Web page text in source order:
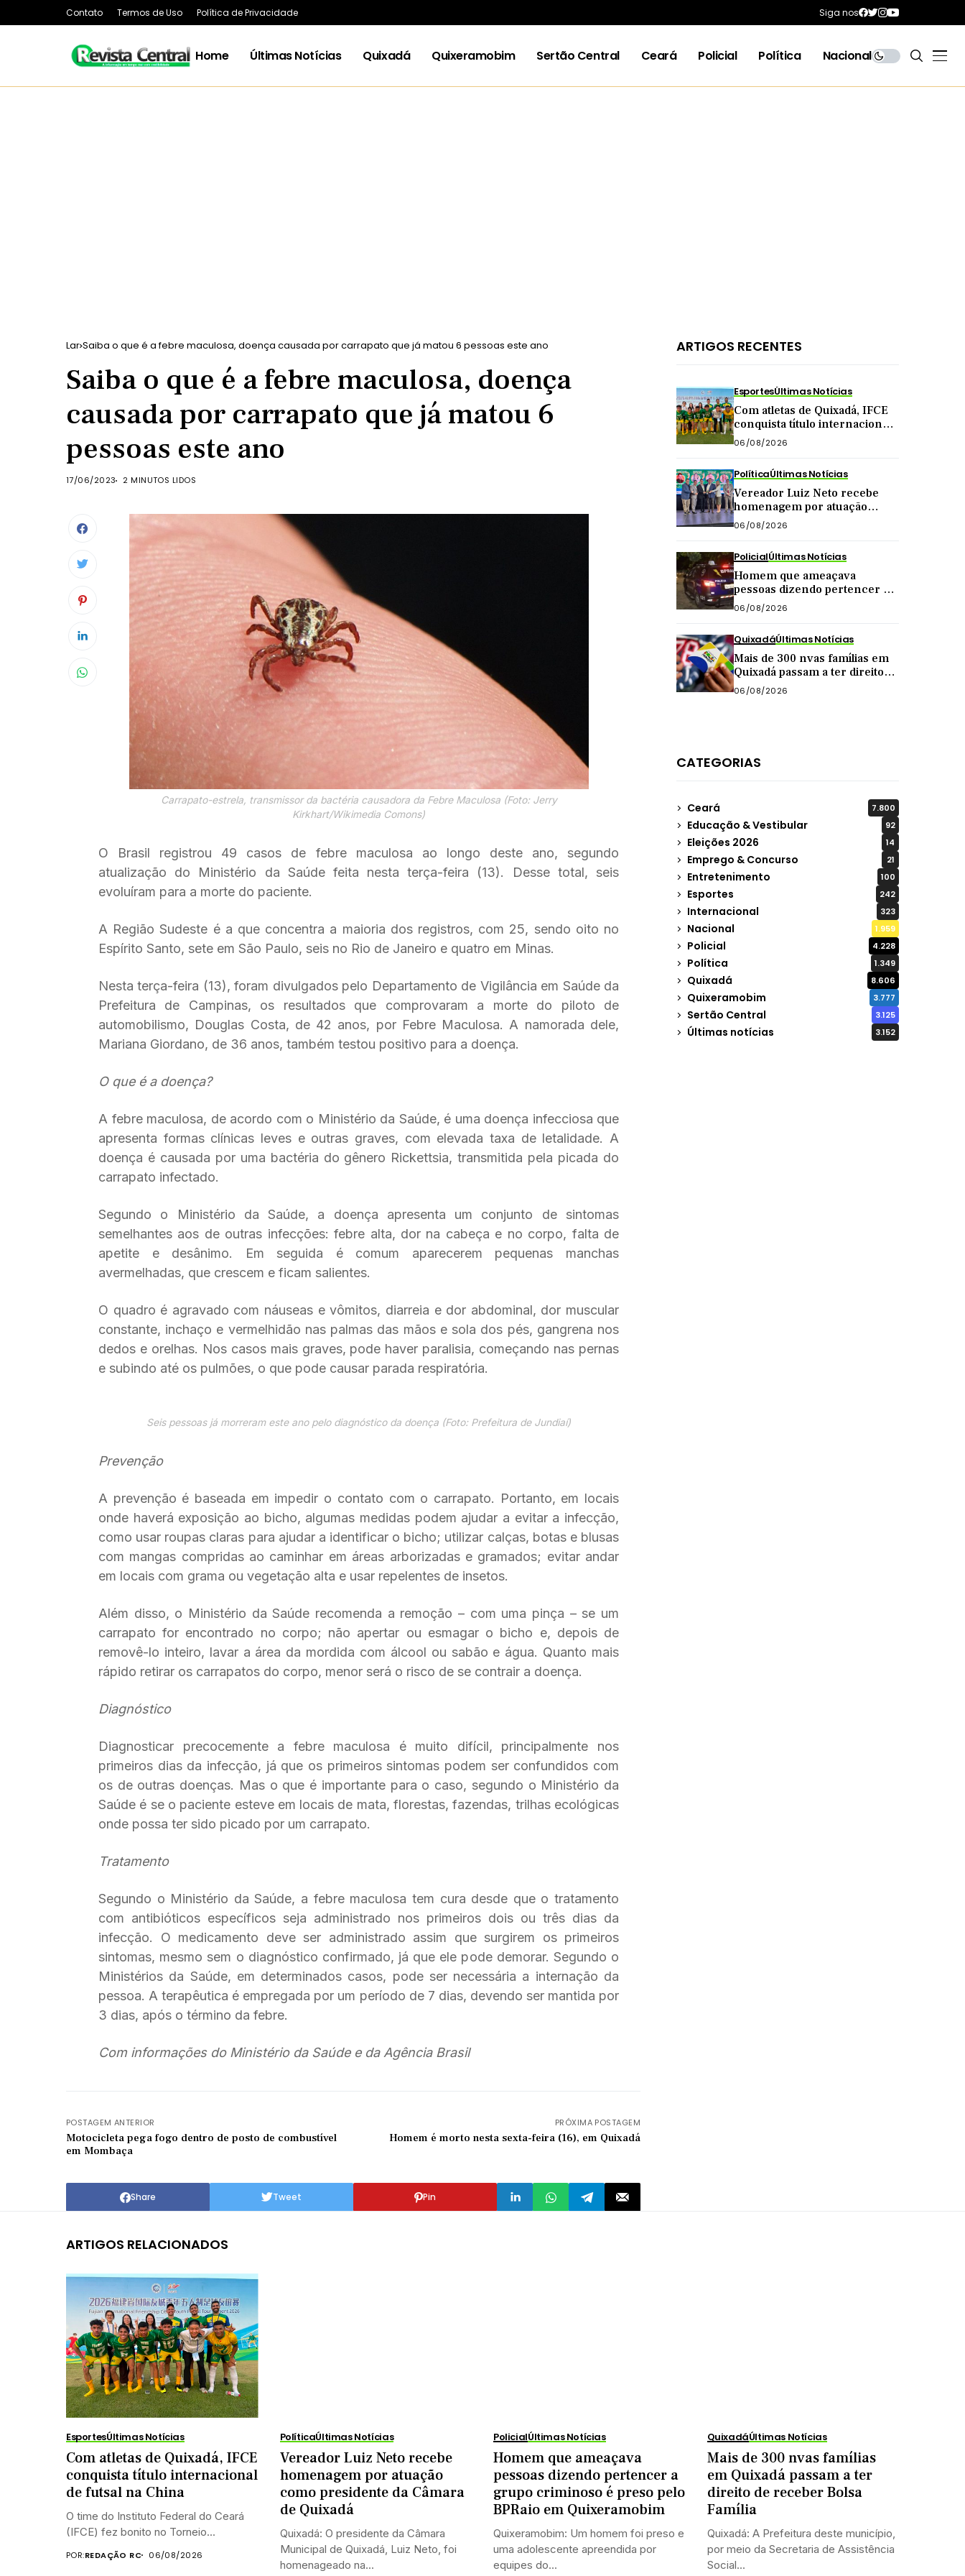
Contato Termos de Uso Política de Privacidade Siga nos
Home Últimas Notícias Quixadá Quixeramobim Sertão Central Ceará Policial Política Nacional
Lar Saiba o que é a febre maculosa, doença causada por carrapato que já matou 6 pessoas este ano
Saiba o que é a febre maculosa, doença
causada por carrapato que já matou 6
pessoas este ano
17/06/2023 2 MINUTOS LIDOS
Carrapato-estrela, transmissor da bactéria causadora da Febre Maculosa (Foto: Jerry
Kirkhart/Wikimedia Comons)
O Brasil registrou 49 casos de febre maculosa ao longo deste ano, segundo
atualização do Ministério da Saúde feita nesta terça-feira (13). Desse total, seis
evoluíram para a morte do paciente.
A Região Sudeste é a que concentra a maioria dos registros, com 25, sendo oito no
Espírito Santo, sete em São Paulo, seis no Rio de Janeiro e quatro em Minas.
Nesta terça-feira (13), foram divulgados pelo Departamento de Vigilância em Saúde da
Prefeitura de Campinas, os resultados que comprovaram a morte do piloto de
automobilismo, Douglas Costa, de 42 anos, por Febre Maculosa. A namorada dele,
Mariana Giordano, de 36 anos, também testou positivo para a doença.
O que é a doença?
A febre maculosa, de acordo com o Ministério da Saúde, é uma doença infecciosa que
apresenta formas clínicas leves e outras graves, com elevada taxa de letalidade. A
doença é causada por uma bactéria do gênero Rickettsia, transmitida pela picada do
carrapato infectado.
Segundo o Ministério da Saúde, a doença apresenta um conjunto de sintomas
semelhantes aos de outras infecções: febre alta, dor na cabeça e no corpo, falta de
apetite e desânimo. Em seguida é comum aparecerem pequenas manchas
avermelhadas, que crescem e ficam salientes.
O quadro é agravado com náuseas e vômitos, diarreia e dor abdominal, dor muscular
constante, inchaço e vermelhidão nas palmas das mãos e sola dos pés, gangrena nos
dedos e orelhas. Nos casos mais graves, pode haver paralisia, começando nas pernas
e subindo até os pulmões, o que pode causar parada respiratória.
Seis pessoas já morreram este ano pelo diagnóstico da doença (Foto: Prefeitura de Jundiaí)
Prevenção
A prevenção é baseada em impedir o contato com o carrapato. Portanto, em locais
onde haverá exposição ao bicho, algumas medidas podem ajudar a evitar a infecção,
como usar roupas claras para ajudar a identificar o bicho; utilizar calças, botas e blusas
com mangas compridas ao caminhar em áreas arborizadas e gramados; evitar andar
em locais com grama ou vegetação alta e usar repelentes de insetos.
Além disso, o Ministério da Saúde recomenda a remoção – com uma pinça – se um
carrapato for encontrado no corpo; não apertar ou esmagar o bicho e, depois de
removê-lo inteiro, lavar a área da mordida com álcool ou sabão e água. Quanto mais
rápido retirar os carrapatos do corpo, menor será o risco de se contrair a doença.
Diagnóstico
Diagnosticar precocemente a febre maculosa é muito difícil, principalmente nos
primeiros dias da infecção, já que os primeiros sintomas podem ser confundidos com
os de outras doenças. Mas o que é importante para o caso, segundo o Ministério da
Saúde é se o paciente esteve em locais de mata, florestas, fazendas, trilhas ecológicas
onde possa ter sido picado por um carrapato.
Tratamento
Segundo o Ministério da Saúde, a febre maculosa tem cura desde que o tratamento
com antibióticos específicos seja administrado nos primeiros dois ou três dias da
infecção. O medicamento deve ser administrado assim que surgirem os primeiros
sintomas, mesmo sem o diagnóstico confirmado, já que ele pode demorar. Segundo o
Ministérios da Saúde, em determinados casos, pode ser necessária a internação da
pessoa. A terapêutica é empregada por um período de 7 dias, devendo ser mantida por
3 dias, após o término da febre.
Com informações do Ministério da Saúde e da Agência Brasil
POSTAGEM ANTERIOR
Motocicleta pega fogo dentro de posto de combustível
em Mombaça
PRÓXIMA POSTAGEM
Homem é morto nesta sexta-feira (16), em Quixadá
Share Tweet Pin
ARTIGOS RECENTES
EsportesÚltimas Notícias
Com atletas de Quixadá, IFCE
conquista título internacional
de futsal na China
06/08/2026
PolíticaÚltimas Notícias
Vereador Luiz Neto recebe
homenagem por atuação
como presidente da Câmara
de Quixadá
06/08/2026
PolicialÚltimas Notícias
Homem que ameaçava
pessoas dizendo pertencer a
grupo criminoso é preso pelo
BPRaio em Quixeramobim
06/08/2026
QuixadáÚltimas Notícias
Mais de 300 nvas famílias em
Quixadá passam a ter direito
de receber Bolsa Família
06/08/2026
CATEGORIAS
Ceará 7.800
Educação & Vestibular 92
Eleições 2026 14
Emprego & Concurso 21
Entretenimento 100
Esportes 242
Internacional 323
Nacional 1.959
Policial 4.228
Política 1.349
Quixadá 8.606
Quixeramobim 3.777
Sertão Central 3.125
Últimas notícias 3.152
ARTIGOS RELACIONADOS
EsportesÚltimas Notícias
Com atletas de Quixadá, IFCE
conquista título internacional
de futsal na China
O time do Instituto Federal do Ceará
(IFCE) fez bonito no Torneio...
POR:REDAÇÃO RC 06/08/2026
PolíticaÚltimas Notícias
Vereador Luiz Neto recebe
homenagem por atuação
como presidente da Câmara
de Quixadá
Quixadá: O presidente da Câmara
Municipal de Quixadá, Luiz Neto, foi
homenageado na...
PolicialÚltimas Notícias
Homem que ameaçava
pessoas dizendo pertencer a
grupo criminoso é preso pelo
BPRaio em Quixeramobim
Quixeramobim: Um homem foi preso e
uma adolescente apreendida por
equipes do...
QuixadáÚltimas Notícias
Mais de 300 nvas famílias
em Quixadá passam a ter
direito de receber Bolsa
Família
Quixadá: A Prefeitura deste município,
por meio da Secretaria de Assistência
Social...